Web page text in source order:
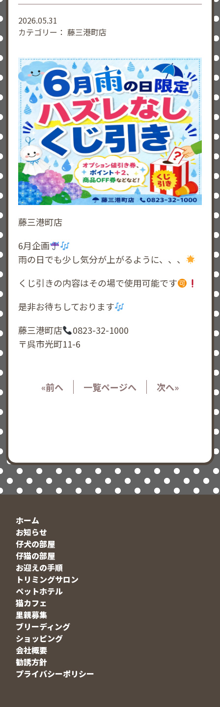
2026.05.31
カテゴリー： 藤三港町店
藤三港町店
6月企画
雨の日でも少し気分が上がるように、、、
くじ引きの内容はその場で使用可能です
是非お待ちしております
藤三港町店
0823-32-1000
〒呉市光町11-6
«前へ 一覧ページへ 次へ»
ホーム
お知らせ
仔犬の部屋
仔猫の部屋
お迎えの手順
トリミングサロン
ペットホテル
猫カフェ
里親募集
ブリーディング
ショッピング
会社概要
勧誘方針
プライバシーポリシー